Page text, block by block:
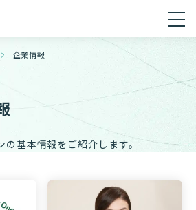
企業情報
の基本情報をご紹介します。